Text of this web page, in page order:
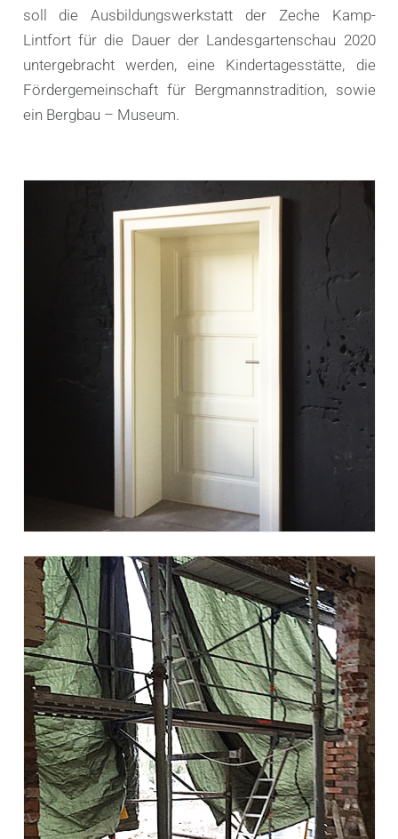
soll die Ausbildungswerkstatt der Zeche Kamp-
Lintfort für die Dauer der Landesgartenschau 2020
untergebracht werden, eine Kindertagesstätte, die
Fördergemeinschaft für Bergmannstradition, sowie
ein Bergbau – Museum.